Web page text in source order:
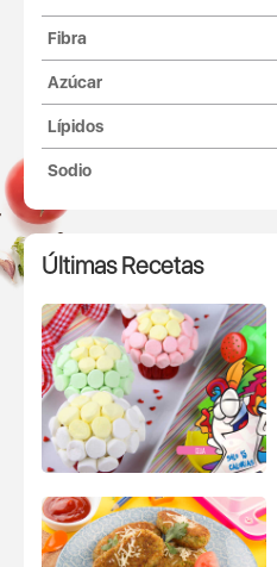
Fibra
Azúcar
Lípidos
Sodio
Últimas Recetas